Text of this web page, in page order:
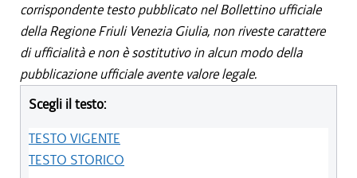
corrispondente testo pubblicato nel Bollettino ufficiale
della Regione Friuli Venezia Giulia, non riveste carattere
di ufficialità e non è sostitutivo in alcun modo della
pubblicazione ufficiale avente valore legale.
Scegli il testo:
TESTO VIGENTE
TESTO STORICO